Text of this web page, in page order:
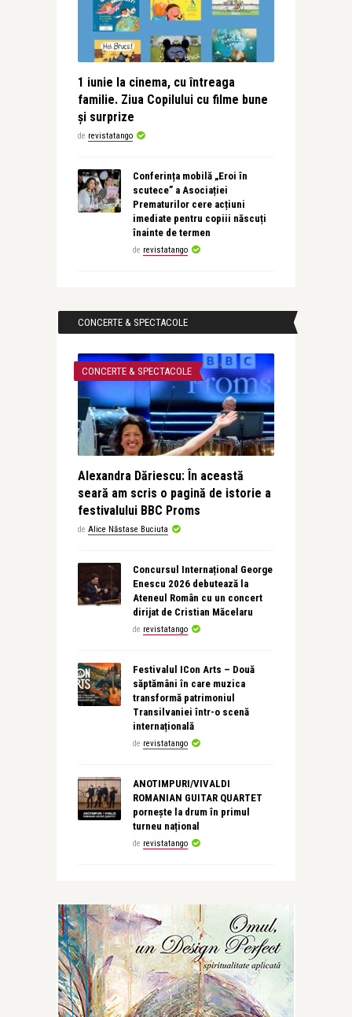
1 iunie la cinema, cu întreaga
familie. Ziua Copilului cu filme bune
și surprize
de revistatango
Conferința mobilă „Eroi în
scutece” a Asociației
Prematurilor cere acțiuni
imediate pentru copiii născuți
înainte de termen
de revistatango
CONCERTE & SPECTACOLE
CONCERTE & SPECTACOLE
Alexandra Dăriescu: În această
seară am scris o pagină de istorie a
festivalului BBC Proms
de Alice Năstase Buciuta
Concursul Internațional George
Enescu 2026 debutează la
Ateneul Român cu un concert
dirijat de Cristian Măcelaru
de revistatango
Festivalul ICon Arts – Două
săptămâni în care muzica
transformă patrimoniul
Transilvaniei într-o scenă
internațională
de revistatango
ANOTIMPURI/VIVALDI
ROMANIAN GUITAR QUARTET
pornește la drum în primul
turneu național
de revistatango